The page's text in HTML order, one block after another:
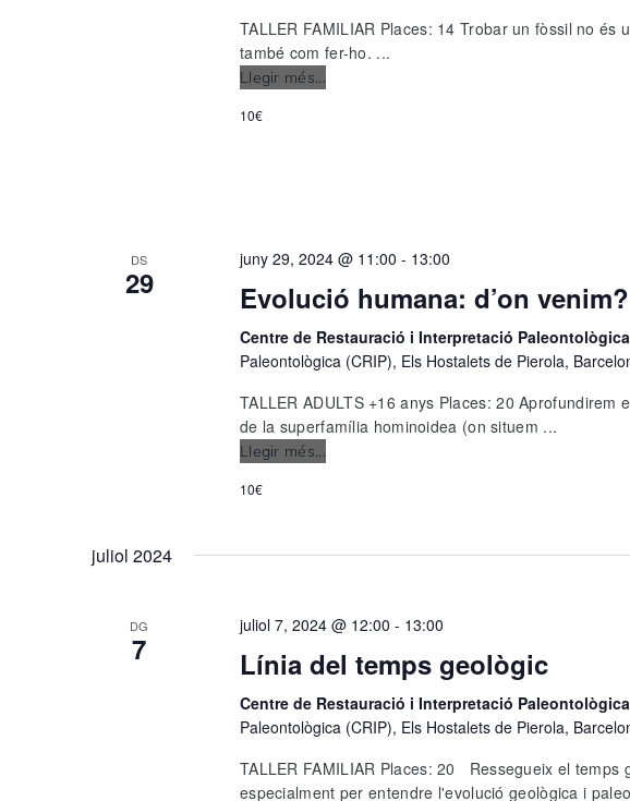
TALLER FAMILIAR Places: 14 Trobar un fòssil no és
també com fer-ho. ...
Llegir més...
10€
DS
29
juny 29, 2024 @ 11:00 - 13:00
Evolució humana: d’on venim?
Centre de Restauració i Interpretació Paleontològica
Paleontològica (CRIP), Els Hostalets de Pierola,
TALLER ADULTS +16 anys Places: 20
de la superfamília hominoidea (on situem ...
Llegir més...
10€
juliol 2024
DG
7
juliol 7, 2024 @ 12:00 - 13:00
Línia del temps geològic
Centre de Restauració i Interpretació Paleontològica
Paleontològica (CRIP), Els Hostalets de Pierola,
TALLER FAMILIAR Places: 20 Ressegueix el temps
especialment per entendre l'evolució geològica i